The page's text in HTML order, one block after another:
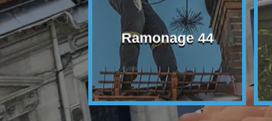
44 Ramonage 44